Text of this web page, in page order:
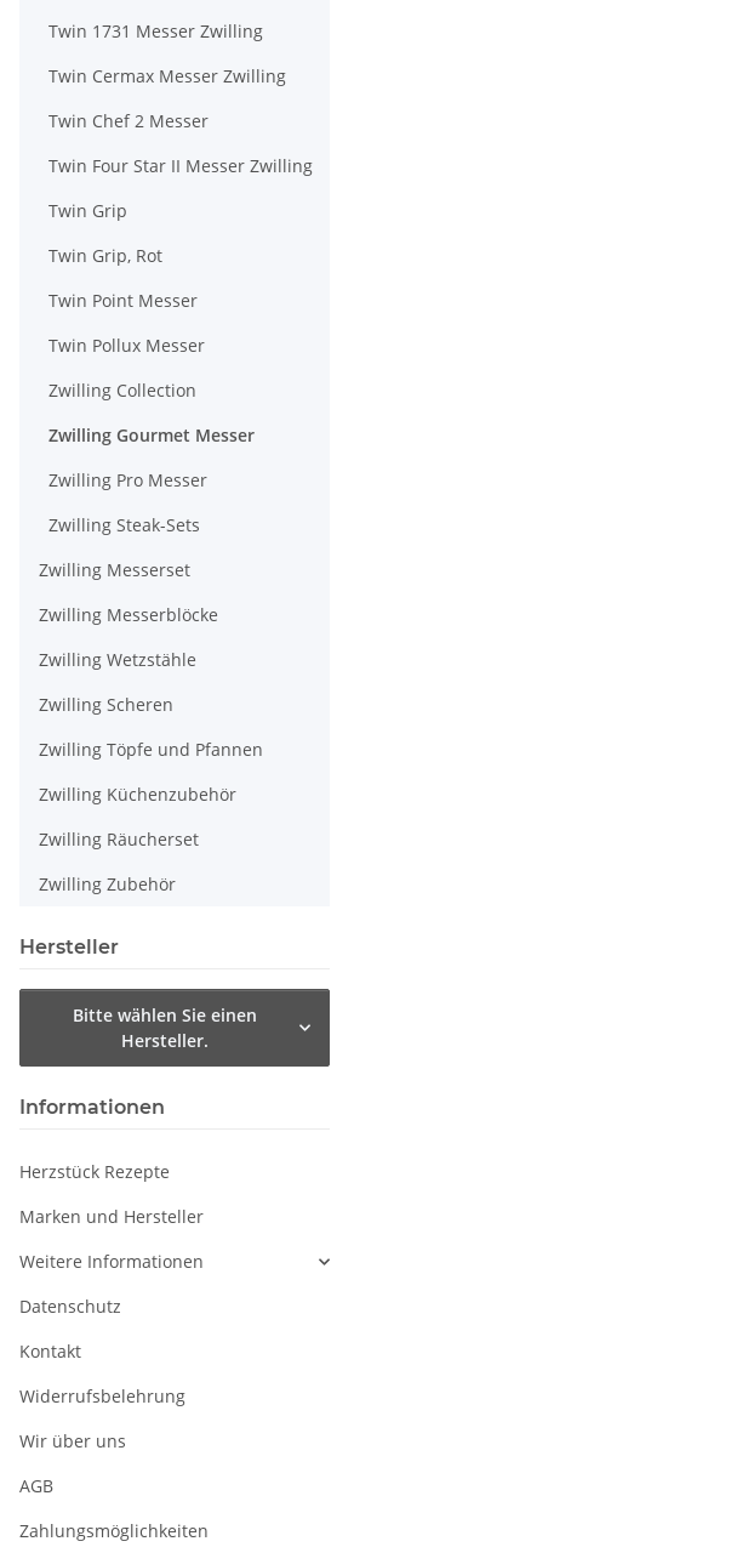
Twin 1731 Messer Zwilling
Twin Cermax Messer Zwilling
Twin Chef 2 Messer
Twin Four Star II Messer Zwilling
Twin Grip
Twin Grip, Rot
Twin Point Messer
Twin Pollux Messer
Zwilling Collection
Zwilling Gourmet Messer
Zwilling Pro Messer
Zwilling Steak-Sets
Zwilling Messerset
Zwilling Messerblöcke
Zwilling Wetzstähle
Zwilling Scheren
Zwilling Töpfe und Pfannen
Zwilling Küchenzubehör
Zwilling Räucherset
Zwilling Zubehör
Hersteller
Bitte wählen Sie einen
Hersteller.
Informationen
Herzstück Rezepte
Marken und Hersteller
Weitere Informationen
Datenschutz
Kontakt
Widerrufsbelehrung
Wir über uns
AGB
Zahlungsmöglichkeiten